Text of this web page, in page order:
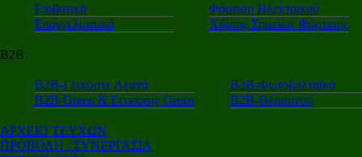
Επιβατικά
Επαγγελματικά
Φόρτιση Ηλεκτρικού
Χάρτης Σημείων Φόρτισης
Β2Β
Β2Β-Γλιτώστε Λεφτά
Β2Β-Green & Economy Green
Β2Β-Φωτοβολταϊκά
Β2Β-Θέρμανση
ΑΡΧΕΙΟ ΤΕΥΧΩΝ
ΠΡΟΒΟΛΗ / ΣΥΝΕΡΓΑΣΙΑ